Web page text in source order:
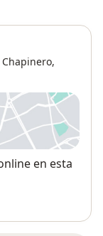
Chapinero,
nueva
en esta